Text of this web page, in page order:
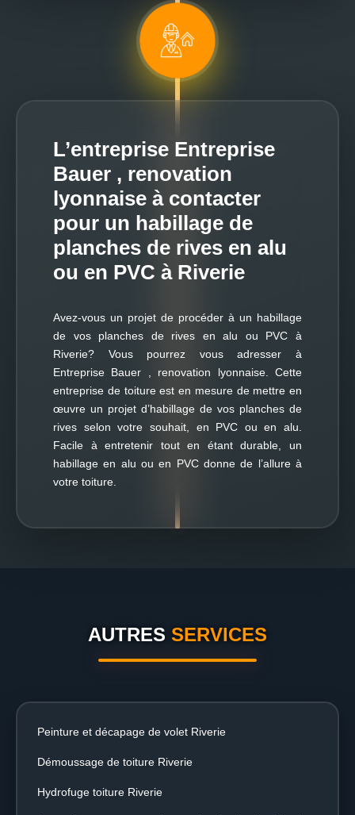
L’entreprise Entreprise
Bauer , renovation
lyonnaise à contacter
pour un habillage de
planches de rives en alu
ou en PVC à Riverie
Avez-vous un projet de procéder à un habillage
de vos planches de rives en alu ou PVC à
Riverie? Vous pourrez vous adresser à
Entreprise Bauer , renovation lyonnaise. Cette
entreprise de toiture est en mesure de mettre en
œuvre un projet d’habillage de vos planches de
rives selon votre souhait, en PVC ou en alu.
Facile à entretenir tout en étant durable, un
habillage en alu ou en PVC donne de l’allure à
votre toiture.
AUTRES SERVICES
Peinture et décapage de volet Riverie
Démoussage de toiture Riverie
Hydrofuge toiture Riverie